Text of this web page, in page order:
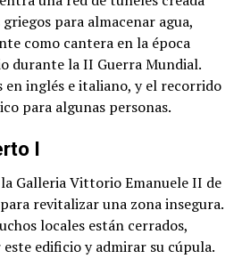
para almacenar agua,
como cantera en la época
durante la II Guerra Mundial.
en inglés e italiano, y el recorrido
para algunas personas.
I
Galleria Vittorio Emanuele II de
revitalizar una zona insegura.
locales están cerrados,
edificio y admirar su cúpula.